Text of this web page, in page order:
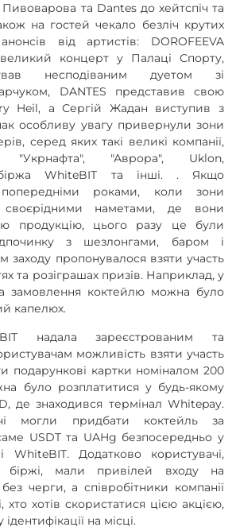
Пивоварова та Dantes до хейтспіч та
на гостей чекало безліч крутих
від артистів: DOROFEEVA
концерт у Палаці Спорту,
несподіваним дуетом зі
DANTES представив свою
Heil, а Сергій Жадан виступив з
особливу увагу привернули зони
серед яких такі великі компанії,
"Аврора", Uklon,
біржа WhiteBIT та інші. . Якщо
роками, коли зони
своєрідними наметами, де вони
продукцію, цього разу це були
з шезлонгами, баром і
заходу пропонувалося взяти участь
та розіграшах призів. Наприклад, у
замовлення коктейлю можна було
капелюх.
надала зареєстрованим та
можливість взяти участь
подарункові картки номіналом 200
було розплатитися у будь-якому
де знаходився термінал Whitepay.
могли придбати коктейль за
USDT та UAHg безпосередньо у
WhiteBIT. Додатково користувачі,
біржі, мали привілей входу на
черги, а співробітники компанії
хотів скористатися цією акцією,
на місці.